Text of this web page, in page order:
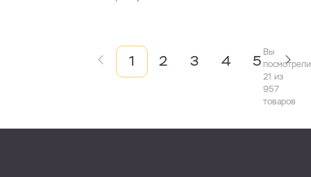
1 2 3 4 5 Вы
посмотрели
21 из
957
товаров